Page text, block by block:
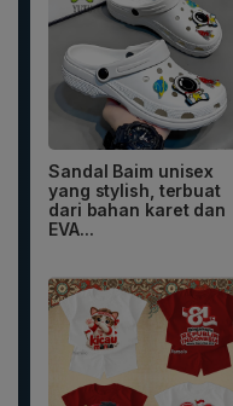
Sandal Baim unisex
yang stylish, terbuat
dari bahan karet dan
EVA...